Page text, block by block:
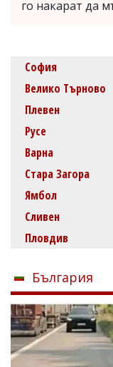
го накарат да
София
Велико Търново
Плевен
Русе
Варна
Стара Загора
Ямбол
Сливен
Пловдив
България